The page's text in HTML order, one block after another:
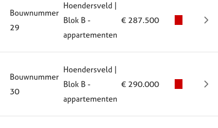
Bouwnummer
29
Hoendersveld |
Blok B -
appartementen
€ 287.500
Bouwnummer
30
Hoendersveld |
Blok B -
appartementen
€ 290.000